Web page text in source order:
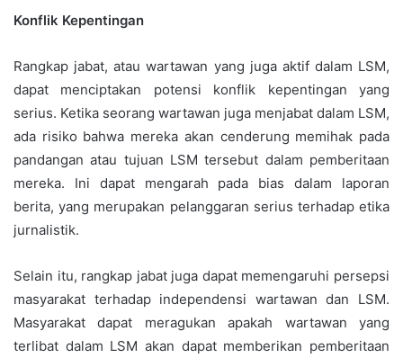
Konflik Kepentingan
Rangkap jabat, atau wartawan yang juga aktif dalam LSM,
dapat menciptakan potensi konflik kepentingan yang
serius. Ketika seorang wartawan juga menjabat dalam LSM,
ada risiko bahwa mereka akan cenderung memihak pada
pandangan atau tujuan LSM tersebut dalam pemberitaan
mereka. Ini dapat mengarah pada bias dalam laporan
berita, yang merupakan pelanggaran serius terhadap etika
jurnalistik.
Selain itu, rangkap jabat juga dapat memengaruhi persepsi
masyarakat terhadap independensi wartawan dan LSM.
Masyarakat dapat meragukan apakah wartawan yang
terlibat dalam LSM akan dapat memberikan pemberitaan